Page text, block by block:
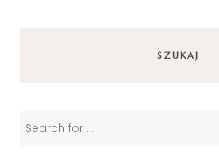
SZUKAJ